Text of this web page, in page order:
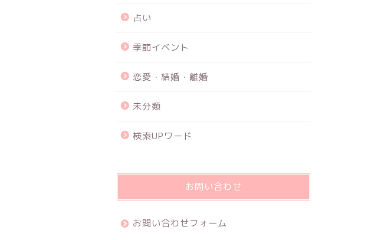
占い
季節イベント
恋愛・結婚・離婚
未分類
検索UPワード
お問い合わせ
お問い合わせフォーム